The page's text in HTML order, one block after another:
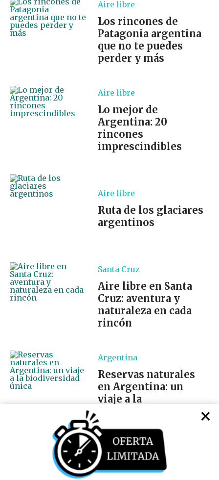
Aire libre
Los rincones de
Patagonia argentina
que no te puedes
perder y más
Aire libre
Lo mejor de
Argentina: 20
rincones
imprescindibles
Aire libre
Ruta de los glaciares
argentinos
Santa Cruz
Aire libre en Santa
Cruz: aventura y
naturaleza en cada
rincón
Argentina
Reservas naturales
en Argentina: un
viaje a la
Política de Privacidad
×